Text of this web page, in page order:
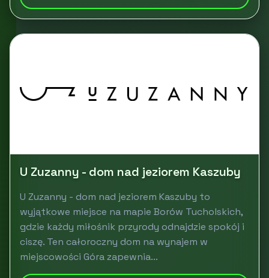
U Zuzanny - dom nad jeziorem Kaszuby
U Zuzanny - dom nad jeziorem Kaszuby to
wyjątkowe miejsce na mapie Borów Tucholskich,
gdzie każdy miłośnik przyrody odnajdzie spokój i
ciszę. Ten całoroczny dom na wynajem w
miejscowości Góra zapewnia...